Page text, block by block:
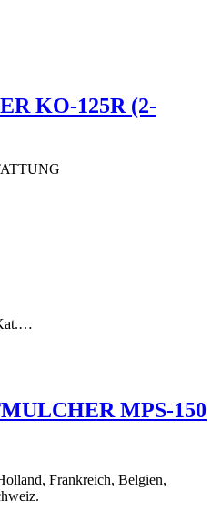
KO-125R (2-
MPS-150
Frankreich, Belgien,